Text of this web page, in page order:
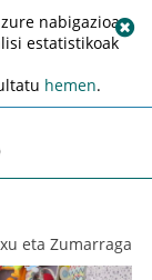
eta Zumarraga
nabigazioa
estatistikoak
hemen.